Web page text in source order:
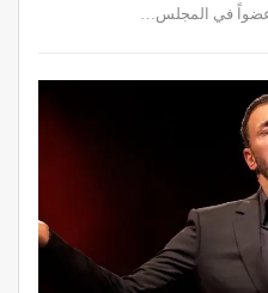
عضواً في المجلس